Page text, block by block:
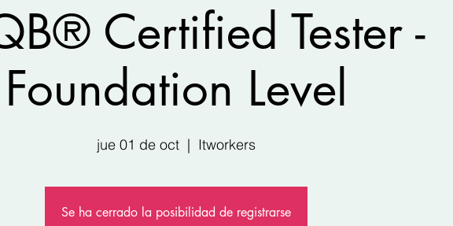
Certified Tester -
Foundation Level
jue 01 de oct
  |
Itworkers
Se ha cerrado la posibilidad de registrarse